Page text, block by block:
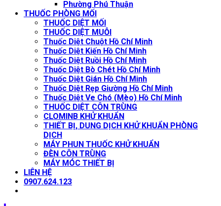
Phường Phú Thuận
THUỐC PHÒNG MỐI
THUỐC DIỆT MỐI
THUỐC DIỆT MUỖI
Thuốc Diệt Chuột Hồ Chí Minh
Thuốc Diệt Kiến Hồ Chí Minh
Thuốc Diệt Ruồi Hồ Chí Minh
Thuốc Diệt Bò Chét Hồ Chí Minh
Thuốc Diệt Gián Hồ Chí Minh
Thuốc Diệt Rẹp Giường Hồ Chí Minh
Thuốc Diệt Ve Chó (Mèo) Hồ Chí Minh
THUỐC DIỆT CÔN TRÙNG
CLOMINB KHỬ KHUẨN
THIẾT BỊ, DUNG DỊCH KHỬ KHUẨN PHÒNG
DỊCH
MÁY PHUN THUỐC KHỬ KHUẨN
ĐÈN CÔN TRÙNG
MÁY MÓC THIẾT BỊ
LIÊN HỆ
0907.624.123